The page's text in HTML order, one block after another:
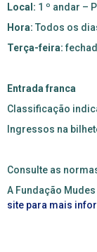
Local: 1 º andar –
Hora: Todos os
Terça-feira:
Entrada franca
Classificação
Ingressos na
Consulte as
A Fundação
site para mais